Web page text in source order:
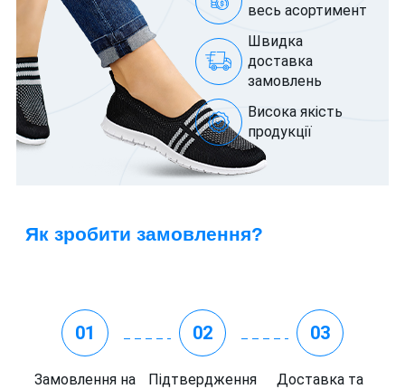
весь асортимент
Швидка
доставка
замовлень
Висока якість
продукції
Як зробити замовлення?
01
Замовлення на
02
Підтвердження
03
Доставка та